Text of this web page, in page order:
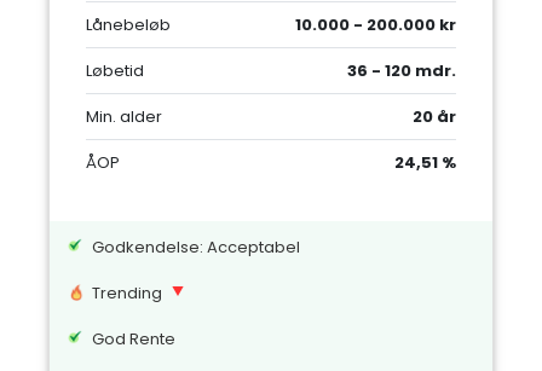
Lånebeløb
10.000 - 200.000 kr
Løbetid
36 - 120 mdr.
Min. alder
20 år
ÅOP
24,51 %
Godkendelse: Acceptabel
Trending
God Rente